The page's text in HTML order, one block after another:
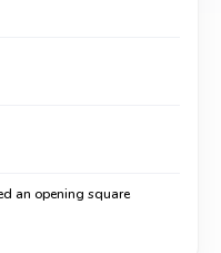
an opening square